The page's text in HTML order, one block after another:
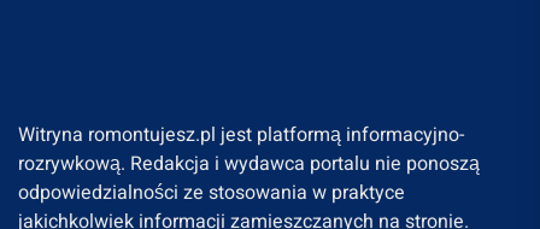
Witryna romontujesz.pl jest platformą informacyjno-
rozrywkową. Redakcja i wydawca portalu nie ponoszą
odpowiedzialności ze stosowania w praktyce
jakichkolwiek informacji zamieszczanych na stronie.